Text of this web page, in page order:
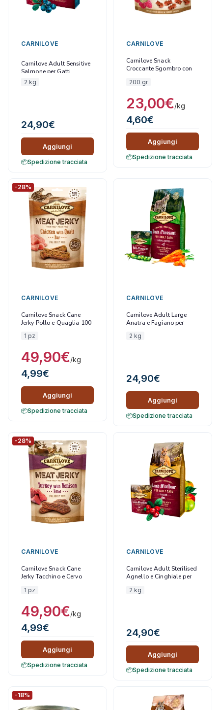
CARNILOVE
Carnilove Adult Sensitive
Salmone per Gatti
2 kg
24,90€
Aggiungi
Spedizione tracciata
CARNILOVE
Carnilove Snack
Croccante Sgombro con
200 gr
4,60€
23,00€/kg
Aggiungi
Spedizione tracciata
-28%
CARNILOVE
Carnilove Snack Cane
Jerky Pollo e Quaglia 100
1 pz
4,99€
49,90€/kg
Aggiungi
Spedizione tracciata
CARNILOVE
Carnilove Adult Large
Anatra e Fagiano per
2 kg
24,90€
Aggiungi
Spedizione tracciata
-28%
CARNILOVE
Carnilove Snack Cane
Jerky Tacchino e Cervo
1 pz
4,99€
49,90€/kg
Aggiungi
Spedizione tracciata
CARNILOVE
Carnilove Adult Sterilised
Agnello e Cinghiale per
2 kg
24,90€
Aggiungi
Spedizione tracciata
-18%